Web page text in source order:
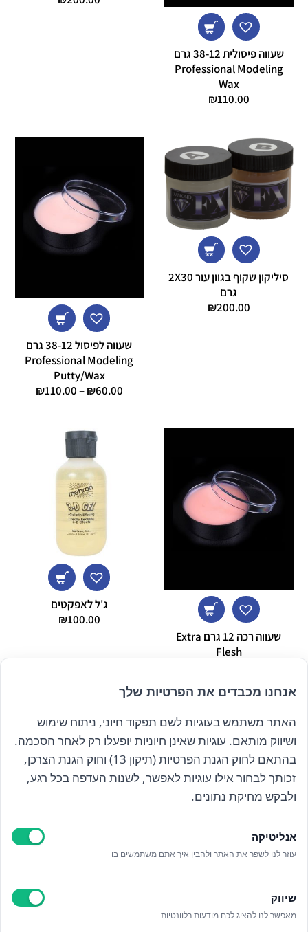
שעווה פיסולית 38-12 גרם
Professional Modeling
Wax
₪110.00
סיליקון שקוף בגוון עור 2X30
גרם
₪200.00
שעווה לפיסול 38-12 גרם
Professional Modeling
Putty/Wax
₪60.00
–
₪110.00
שעווה רכה 12 גרם Extra
Flesh
ג'ל לאפקטים
₪100.00
הרשם לניוזלטר שלנו
קראתי ואני מאשר/ת את
כל הזכויות שמורות אנה ויסטריך
אנחנו מכבדים את הפרטיות שלך
האתר משתמש בעוגיות לשם תפקוד חיוני, ניתוח שימוש
ושיווק מותאם. עוגיות שאינן חיוניות יופעלו רק לאחר הסכמה.
בהתאם לחוק הגנת הפרטיות (תיקון 13) וחוק הגנת הצרכן,
זכותך לבחור אילו עוגיות לאפשר, לשנות העדפה בכל רגע,
ולבקש מחיקת נתונים.
אנליטיקה
עוזר לנו לשפר את האתר ולהבין איך אתם משתמשים בו
שיווק
מאפשר לנו להציג לכם מודעות רלוונטיות